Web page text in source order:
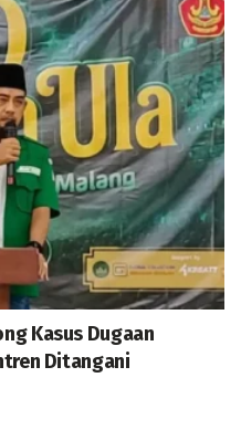
Kasus Dugaan
Ditangani